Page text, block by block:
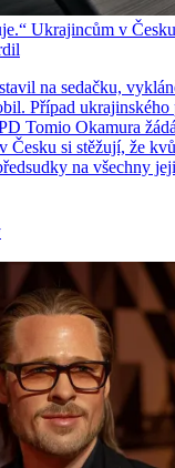
Ukrajincům v
na sedačku,
Případ
Tomio Okamura
Česku si stěžují, že
na všechny